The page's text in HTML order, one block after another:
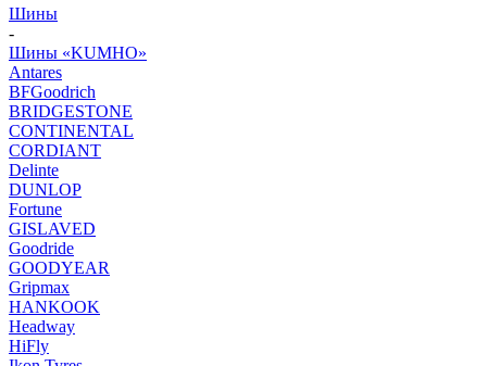
Шины
-
Шины «KUMHO»
Antares
BFGoodrich
BRIDGESTONE
CONTINENTAL
CORDIANT
Delinte
DUNLOP
Fortune
GISLAVED
Goodride
GOODYEAR
Gripmax
HANKOOK
Headway
HiFly